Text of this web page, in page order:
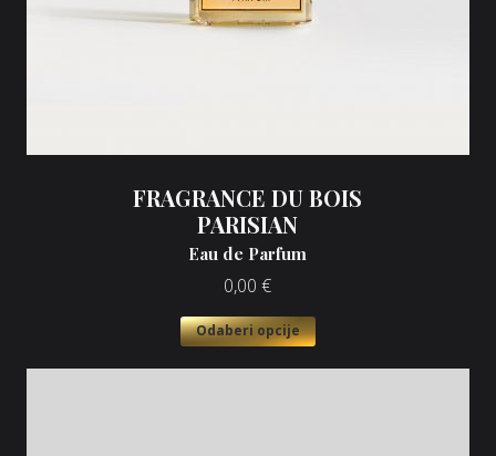
FRAGRANCE DU BOIS
PARISIAN
Eau de Parfum
0,00 €
Odaberi opcije